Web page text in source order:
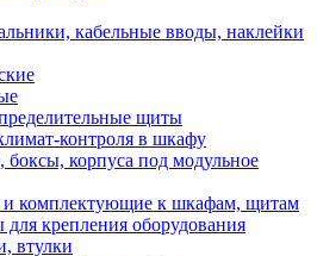
кабельные вводы, наклейки
щиты
контроля в шкафу
корпуса под модульное
и комплектующие к шкафам, щитам
крепления оборудования
втулки